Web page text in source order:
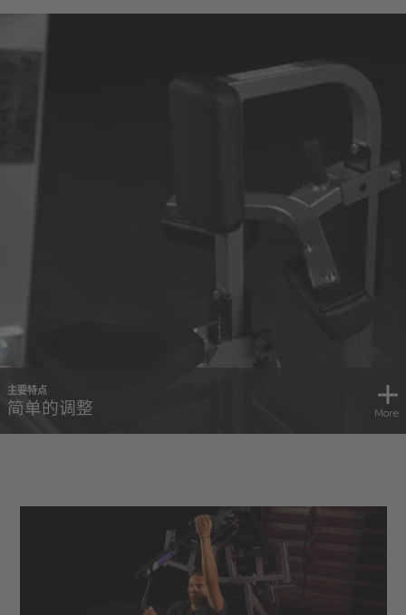
主要特点
简单的调整 More